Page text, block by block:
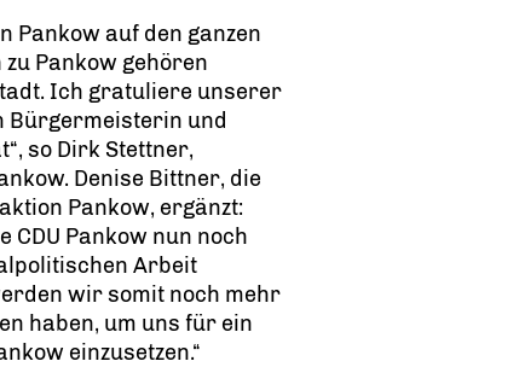
Pankow auf den ganzen
Pankow gehören
Ich gratuliere unserer
Bürgermeisterin und
so Dirk Stettner,
Denise Bittner, die
Pankow, ergänzt:
Pankow nun noch
Arbeit
wir somit noch mehr
haben, um uns für ein
einzusetzen.“